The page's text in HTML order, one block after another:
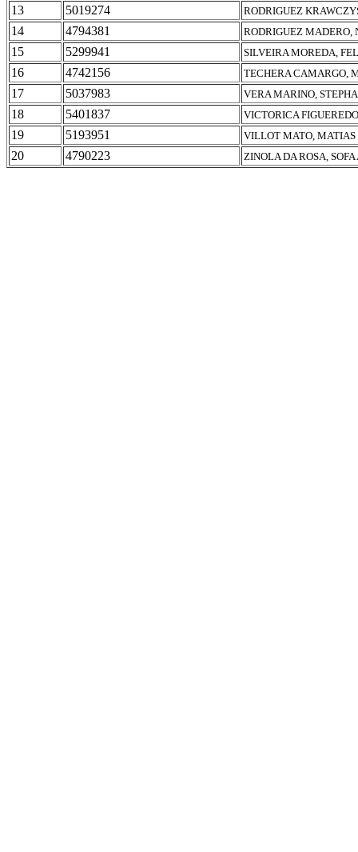
13 5019274 RODRIGUEZ
14 4794381 RODRIGUEZ MADERO,
15 5299941 SILVEIRA MOREDA,
16 4742156 TECHERA CAMARGO,
17 5037983 VERA MARINO,
18 5401837 VICTORICA
19 5193951 VILLOT MATO, MATIAS
20 4790223 ZINOLA DA ROSA,